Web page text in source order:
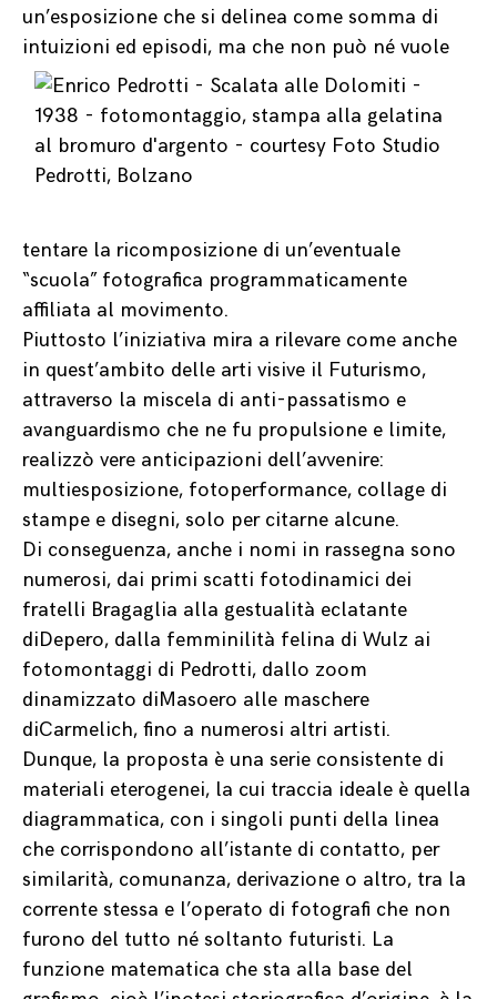
un’esposizione che si delinea come somma di
intuizioni ed episodi, ma che non può né vuole
tentare la ricomposizione di un’eventuale
“scuola” fotografica programmaticamente
affiliata al movimento.
Piuttosto l’iniziativa mira a rilevare come anche
in quest’ambito delle arti visive il Futurismo,
attraverso la miscela di anti-passatismo e
avanguardismo che ne fu propulsione e limite,
realizzò vere anticipazioni dell’avvenire:
multiesposizione, fotoperformance, collage di
stampe e disegni, solo per citarne alcune.
Di conseguenza, anche i nomi in rassegna sono
numerosi, dai primi scatti fotodinamici dei
fratelli Bragaglia alla gestualità eclatante
diDepero, dalla femminilità felina di Wulz ai
fotomontaggi di Pedrotti, dallo zoom
dinamizzato diMasoero alle maschere
diCarmelich, fino a numerosi altri artisti.
Dunque, la proposta è una serie consistente di
materiali eterogenei, la cui traccia ideale è quella
diagrammatica, con i singoli punti della linea
che corrispondono all’istante di contatto, per
similarità, comunanza, derivazione o altro, tra la
corrente stessa e l’operato di fotografi che non
furono del tutto né soltanto futuristi. La
funzione matematica che sta alla base del